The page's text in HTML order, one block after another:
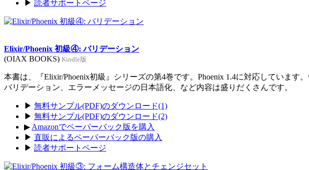
▶ 読者サポートページ
Elixir/Phoenix 初級④: バリデーション
(OIAX BOOKS) Kindle版
本書は、『Elixir/Phoenix初級』シリーズの第4巻です。Phoenix 1.4に対応しています
バリデーション、エラーメッセージの日本語化、など内容は盛りだくさんです。
▶ 無料サンプル(PDF)のダウンロード(1)
▶ 無料サンプル(PDF)のダウンロード(2)
▶ Amazonでペーパーバック版を購入
▶ 直販によるペーパーバック版の購入
▶ 読者サポートページ